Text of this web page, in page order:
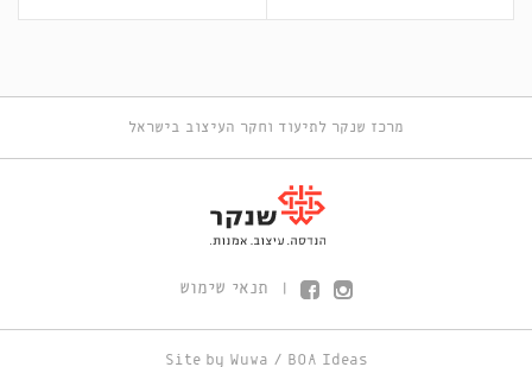
מרכז שנקר לתיעוד וחקר העיצוב בישראל
תנאי שימוש
Site by Wuwa / BOA Ideas